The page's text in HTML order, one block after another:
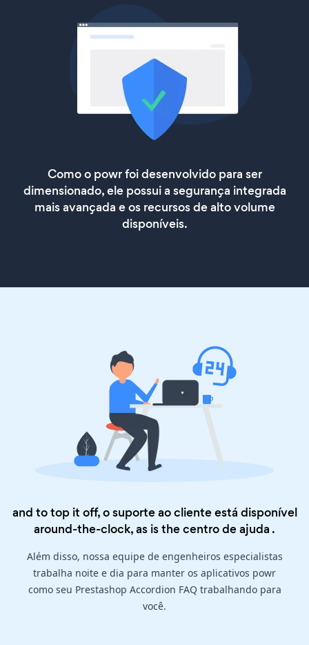
Como o powr foi desenvolvido para ser
dimensionado, ele possui a segurança integrada
mais avançada e os recursos de alto volume
disponíveis.
and to top it off, o suporte ao cliente está disponível
around-the-clock, as is thecentro de ajuda .
Além disso, nossa equipe de engenheiros especialistas
trabalha noite e dia para manter os aplicativos powr
como seu Prestashop Accordion FAQ trabalhando para
você.